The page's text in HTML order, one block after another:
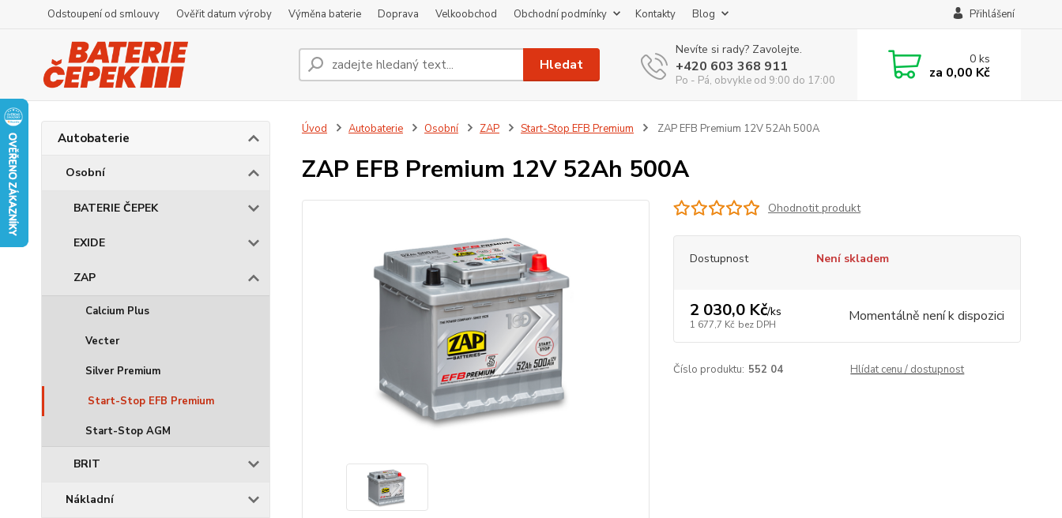
Odstoupení od smlouvy Ověřit datum výroby Výměna baterie Doprava Velkoobchod Obchodní podmínky Kontakty Blog Přihlášení
Hledat
Nevíte si rady? Zavolejte.
+420 603 368 911
Po - Pá, obvykle od 9:00 do 17:00
0ks
za 0,00 Kč
Autobaterie
Osobní
BATERIE ČEPEK
EXIDE
ZAP
Calcium Plus
Vecter
Silver Premium
Start-Stop EFB Premium
Start-Stop AGM
BRIT
Nákladní
Úvod Autobaterie Osobní ZAP Start-Stop EFB Premium ZAP EFB Premium 12V 52Ah 500A
ZAP EFB Premium 12V 52Ah 500A
Ohodnotit produkt
Dostupnost Není skladem
2 030,0 Kč/ks
1 677,7 Kč bez DPH Momentálně není k dispozici
Číslo produktu: 552 04 Hlídat cenu / dostupnost